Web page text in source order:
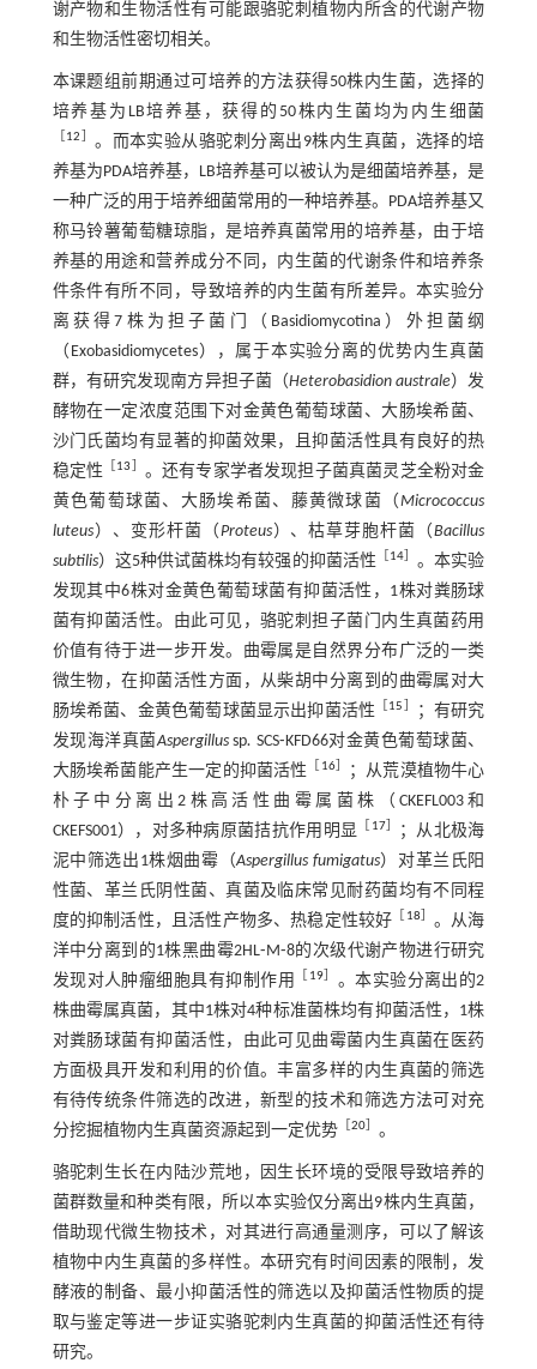
谢产物和生物活性有可能跟骆驼刺植物内所含的代谢产物
和生物活性密切相关。
本课题组前期通过可培养的方法获得50株内生菌，选择的
培养基为LB培养基，获得的50株内生菌均为内生细菌
12
。而本实验从骆驼刺分离出9株内生真菌，选择的培
养基为PDA培养基，LB培养基可以被认为是细菌培养基，是
一种广泛的用于培养细菌常用的一种培养基。PDA培养基又
称马铃薯葡萄糖琼脂，是培养真菌常用的培养基，由于培
养基的用途和营养成分不同，内生菌的代谢条件和培养条
件条件有所不同，导致培养的内生菌有所差异。本实验分
离获得7株为担子菌门（Basidiomycotina）外担菌纲
（Exobasidiomycetes），属于本实验分离的优势内生真菌
群，有研究发现南方异担子菌（Heterobasidion australe）发
酵物在一定浓度范围下对金黄色葡萄球菌、大肠埃希菌、
沙门氏菌均有显著的抑菌效果，且抑菌活性具有良好的热
稳定性
13
。还有专家学者发现担子菌真菌灵芝全粉对金
黄色葡萄球菌、大肠埃希菌、藤黄微球菌（Micrococcus
luteus）、变形杆菌（Proteus）、枯草芽胞杆菌（Bacillus
subtilis）这5种供试菌株均有较强的抑菌活性 14
。本实验
发现其中6株对金黄色葡萄球菌有抑菌活性，1株对粪肠球
菌有抑菌活性。由此可见，骆驼刺担子菌门内生真菌药用
价值有待于进一步开发。曲霉属是自然界分布广泛的一类
微生物，在抑菌活性方面，从柴胡中分离到的曲霉属对大
肠埃希菌、金黄色葡萄球菌显示出抑菌活性
15
；有研究
发现海洋真菌Aspergillussp. SCS⁃KFD66对金黄色葡萄球菌、
大肠埃希菌能产生一定的抑菌活性
16］
；从荒漠植物牛心
朴子中分离出2株高活性曲霉属菌株（CKEFL003和
CKEFS001），对多种病原菌拮抗作用明显
17］
；从北极海
泥中筛选出1株烟曲霉（Aspergillus fumigatus）对革兰氏阳
性菌、革兰氏阴性菌、真菌及临床常见耐药菌均有不同程
度的抑制活性，且活性产物多、热稳定性较好
18
。从海
洋中分离到的1株黑曲霉2HL⁃M⁃8的次级代谢产物进行研究
发现对人肿瘤细胞具有抑制作用
19］ 。本实验分离出的2
株曲霉属真菌，其中1株对4种标准菌株均有抑菌活性，1株
对粪肠球菌有抑菌活性，由此可见曲霉菌内生真菌在医药
方面极具开发和利用的价值。丰富多样的内生真菌的筛选
有待传统条件筛选的改进，新型的技术和筛选方法可对充
分挖掘植物内生真菌资源起到一定优势［ 20］ 。
骆驼刺生长在内陆沙荒地，因生长环境的受限导致培养的
菌群数量和种类有限，所以本实验仅分离出9株内生真菌，
借助现代微生物技术，对其进行高通量测序，可以了解该
植物中内生真菌的多样性。本研究有时间因素的限制，发
酵液的制备、最小抑菌活性的筛选以及抑菌活性物质的提
取与鉴定等进一步证实骆驼刺内生真菌的抑菌活性还有待
研究。